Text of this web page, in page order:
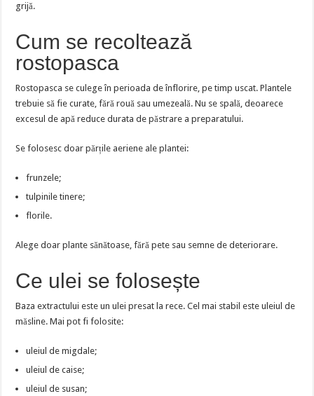
grijă.
Cum se recoltează
rostopasca
Rostopasca se culege în perioada de înflorire, pe timp uscat. Plantele
trebuie să fie curate, fără rouă sau umezeală. Nu se spală, deoarece
excesul de apă reduce durata de păstrare a preparatului.
Se folosesc doar părțile aeriene ale plantei:
frunzele;
tulpinile tinere;
florile.
Alege doar plante sănătoase, fără pete sau semne de deteriorare.
Ce ulei se folosește
Baza extractului este un ulei presat la rece. Cel mai stabil este uleiul de
măsline. Mai pot fi folosite:
uleiul de migdale;
uleiul de caise;
uleiul de susan;